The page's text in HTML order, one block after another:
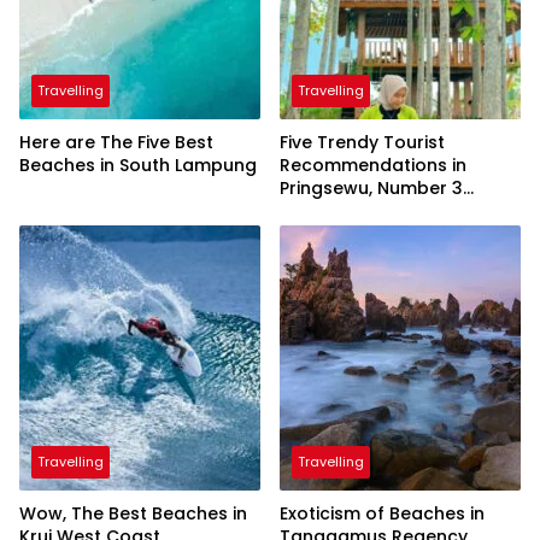
Travelling
Here are The Five Best
Beaches in South Lampung
Travelling
Five Trendy Tourist
Recommendations in
Pringsewu, Number 3
President
Travelling
Wow, The Best Beaches in
Travelling
Exoticism of Beaches in